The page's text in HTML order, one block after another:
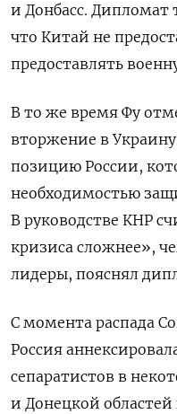
и Донбасс. Дипломат
что Китай не
предоставлять
В то же время Фу
вторжение в
позицию России,
необходимостью
В руководстве КНР
кризиса сложнее»,
лидеры, пояснял
С момента распада
Россия
сепаратистов в
и Донецкой